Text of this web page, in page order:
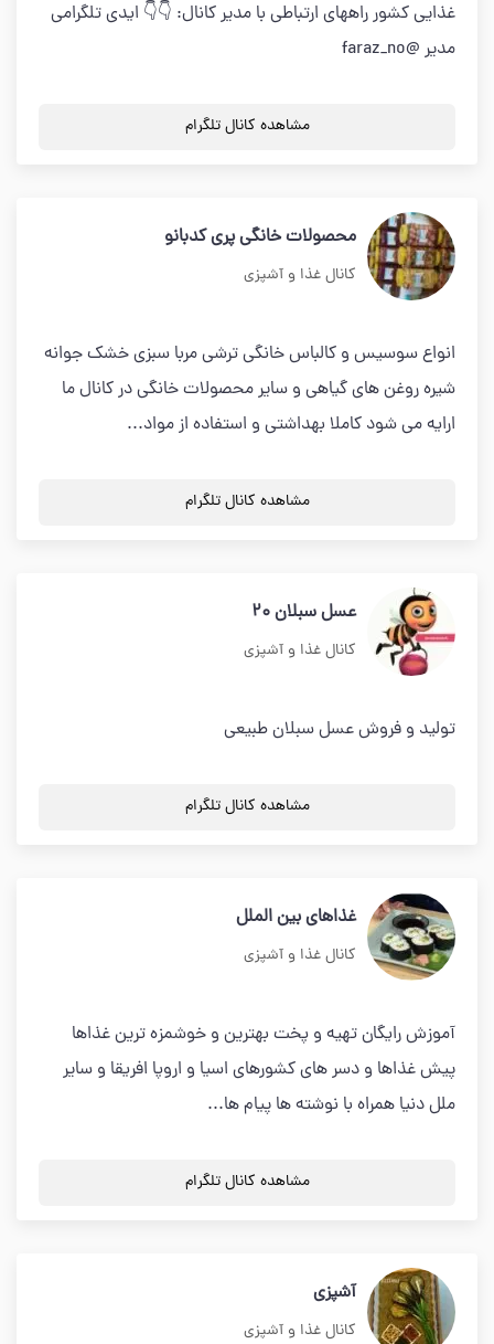
غذایی کشور راههای ارتباطی با مدیر کانال: 👇👇 ایدی تلگرامی
مدیر @faraz_no
مشاهده کانال تلگرام
محصولات خانگی پری کدبانو
کانال غذا و آشپزی
انواع سوسیس و کالباس خانگی ترشی مربا سبزی خشک جوانه
شیره روغن های گیاهی و سایر محصولات خانگی در کانال ما
ارایه می شود کاملا بهداشتی و استفاده از مواد...
مشاهده کانال تلگرام
عسل سبلان ۲۰
کانال غذا و آشپزی
تولید و فروش عسل سبلان طبیعی
مشاهده کانال تلگرام
غذاهای بین الملل
کانال غذا و آشپزی
آموزش رایگان تهیه و پخت بهترین و خوشمزه ترین غذاها
پیش غذاها و دسر های کشورهای اسیا و اروپا افریقا و سایر
ملل دنیا همراه با نوشته ها پیام ها...
مشاهده کانال تلگرام
آشپزی
کانال غذا و آشپزی